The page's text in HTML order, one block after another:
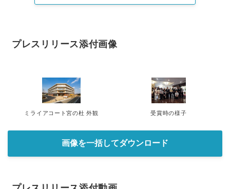
プレスリリース添付画像
ミライアコート宮の杜 外観 受賞時の様子
画像を一括してダウンロード